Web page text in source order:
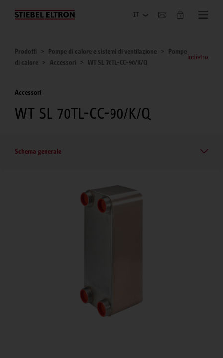
Azienda
Prodotti Pompe di calore e sistemi di ventilazione
Pompe
di calore
Accessori WT SL 70TL-CC-90/K/Q
indietro
Accessori
WT SL 70TL-CC-90/K/Q
Schema generale